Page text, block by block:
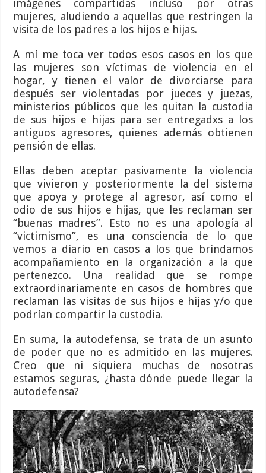
imágenes compartidas incluso por otras
mujeres, aludiendo a aquellas que restringen la
visita de los padres a los hijos e hijas.
A mí me toca ver todos esos casos en los que
las mujeres son víctimas de violencia en el
hogar, y tienen el valor de divorciarse para
después ser violentadas por jueces y juezas,
ministerios públicos que les quitan la custodia
de sus hijos e hijas para ser entregadxs a los
antiguos agresores, quienes además obtienen
pensión de ellas.
Ellas deben aceptar pasivamente la violencia
que vivieron y posteriormente la del sistema
que apoya y protege al agresor, así como el
odio de sus hijos e hijas, que les reclaman ser
“buenas madres”. Esto no es una apología al
“victimismo”, es una consciencia de lo que
vemos a diario en casos a los que brindamos
acompañamiento en la organización a la que
pertenezco. Una realidad que se rompe
extraordinariamente en casos de hombres que
reclaman las visitas de sus hijos e hijas y/o que
podrían compartir la custodia.
En suma, la autodefensa, se trata de un asunto
de poder que no es admitido en las mujeres.
Creo que ni siquiera muchas de nosotras
estamos seguras, ¿hasta dónde puede llegar la
autodefensa?